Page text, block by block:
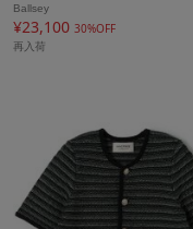
Ballsey
¥23,100 30%OFF
再入荷